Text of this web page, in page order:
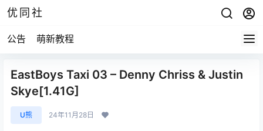
优同社
公告 萌新教程
EastBoys Taxi 03 – Denny Chriss & Justin
Skye[1.41G]
U熊 24年11月28日